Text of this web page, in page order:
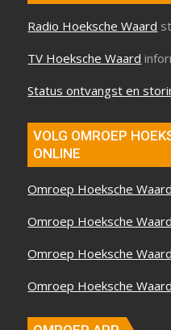
Radio Hoeksche Waard
TV Hoeksche Waard
Status ontvangst en
VOLG OMROEP
ONLINE
Omroep Hoeksche
Omroep Hoeksche
Omroep Hoeksche
Omroep Hoeksche